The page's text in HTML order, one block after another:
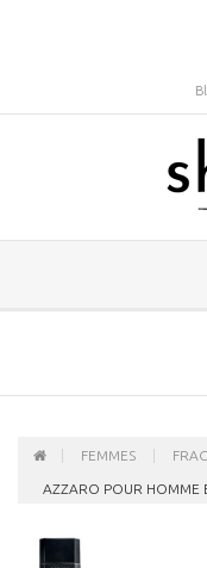
FEMMES
AZZARO POUR HOMME